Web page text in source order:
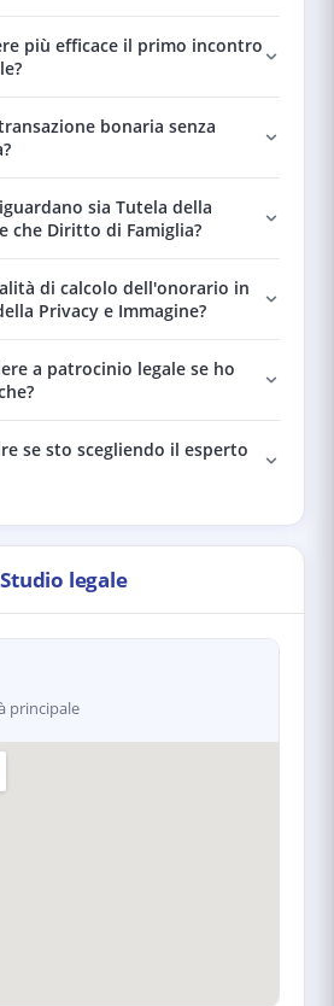
più efficace il primo incontro
bonaria senza
sia Tutela della
che Diritto di Famiglia?
di calcolo dell'onorario in
Privacy e Immagine?
a patrocinio legale se ho
se sto scegliendo il esperto
Studio legale
principale